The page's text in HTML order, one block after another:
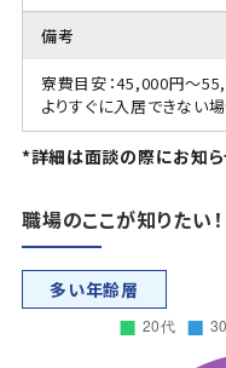
備考
寮費目安：45,000円～
よりすぐに入居できない
*詳細は面談の際にお知ら
職場のここが知りたい！
多い年齢層